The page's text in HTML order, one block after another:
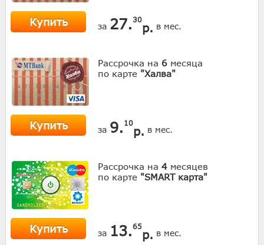
Купить за 27. 30
р. в мес.
Рассрочка на 6 месяца
по карте "Халва"
Купить за 9. 10
р. в мес.
Рассрочка на 4 месяцев
по карте "SMART карта"
Купить за 13.65
р. в мес.